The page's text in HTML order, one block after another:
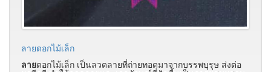
ลายดอกไม้เล็ก
ลายดอกไม้เล็ก เป็นลวดลายที่ถ่ายทอดมาจากบรรพบุรุษ ส่งต่อ